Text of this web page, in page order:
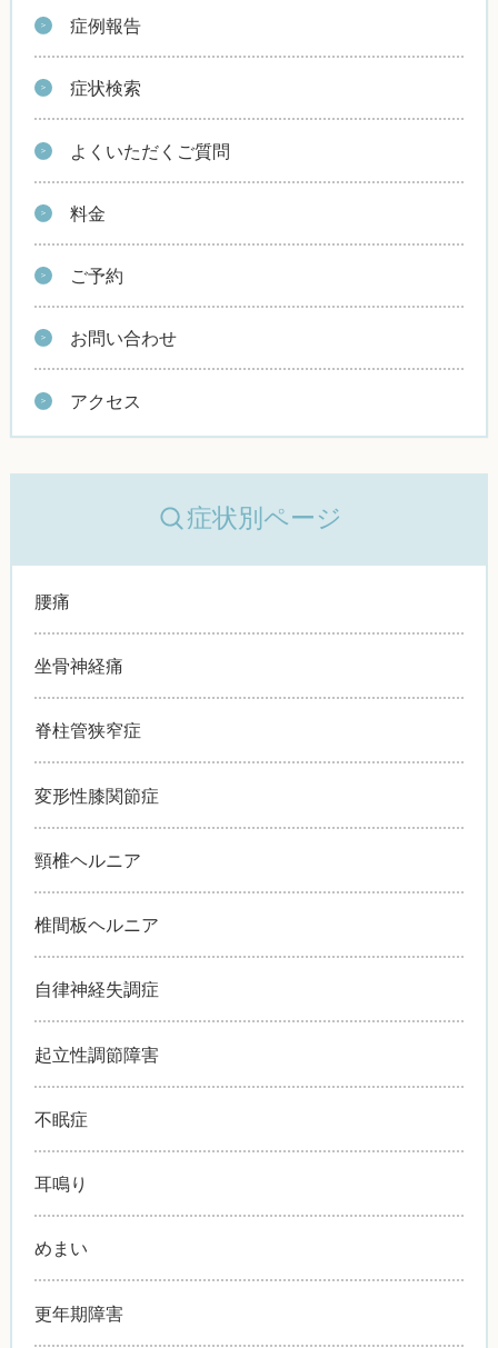
症例報告
症状検索
よくいただくご質問
料金
ご予約
お問い合わせ
アクセス
症状別ページ
腰痛
坐骨神経痛
脊柱管狭窄症
変形性膝関節症
頸椎ヘルニア
椎間板ヘルニア
自律神経失調症
起立性調節障害
不眠症
耳鳴り
めまい
更年期障害